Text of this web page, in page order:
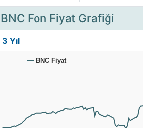
BNC Fon Fiyat Grafiği
3 Yıl